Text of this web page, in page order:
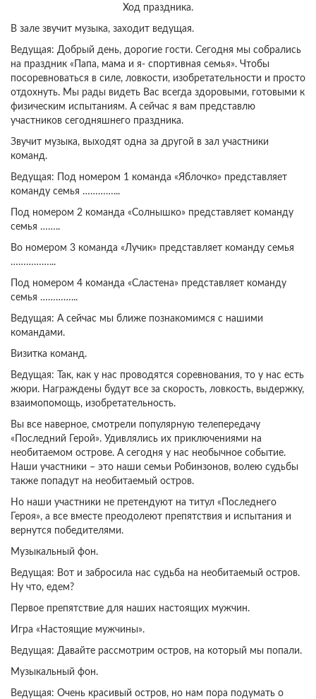
Ход праздника.
В зале звучит музыка, заходит ведущая.
Ведущая: Добрый день, дорогие гости. Сегодня мы собрались
на праздник «Папа, мама и я- спортивная семья». Чтобы
посоревноваться в силе, ловкости, изобретательности и просто
отдохнуть. Мы рады видеть Вас всегда здоровыми, готовыми к
физическим испытаниям. А сейчас я вам представлю
участников сегодняшнего праздника.
Звучит музыка, выходят одна за другой в зал участники
команд.
Ведущая: Под номером 1 команда «Яблочко» представляет
команду семья …………...
Под номером 2 команда «Солнышко» представляет команду
семья ……..
Во номером 3 команда «Лучик» представляет команду семья
……………...
Под номером 4 команда «Сластена» представляет команду
семья …………...
Ведущая: А сейчас мы ближе познакомимся с нашими
командами.
Визитка команд.
Ведущая: Так, как у нас проводятся соревнования, то у нас есть
жюри. Награждены будут все за скорость, ловкость, выдержку,
взаимопомощь, изобретательность.
Вы все наверное, смотрели популярную телепередачу
«Последний Герой». Удивлялись их приключениями на
необитаемом острове. А сегодня у нас необычное событие.
Наши участники – это наши семьи Робинзонов, волею судьбы
также попадут на необитаемый остров.
Но наши участники не претендуют на титул «Последнего
Героя», а все вместе преодолеют препятствия и испытания и
вернутся победителями.
Музыкальный фон.
Ведущая: Вот и забросила нас судьба на необитаемый остров.
Ну что, едем?
Первое препятствие для наших настоящих мужчин.
Игра «Настоящие мужчины».
Ведущая: Давайте рассмотрим остров, на который мы попали.
Музыкальный фон.
Ведущая: Очень красивый остров, но нам пора подумать о